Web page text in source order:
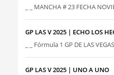
_ _ MANCHA # 23 FECHA
GP LAS V 2025 | ECHO LOS
_ _ Fórmula 1 GP DE LAS
GP LAS V 2025 | UNO A UNO